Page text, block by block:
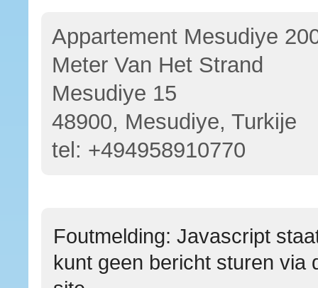
Appartement Mesudiye
Meter Van Het Strand
Mesudiye 15
48900, Mesudiye, Turkije
tel: +494958910770
Foutmelding: Javascript
kunt geen bericht sturen via